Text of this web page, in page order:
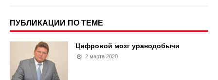
ПУБЛИКАЦИИ ПО ТЕМЕ
Цифровой мозг уранодобычи
2 марта 2020